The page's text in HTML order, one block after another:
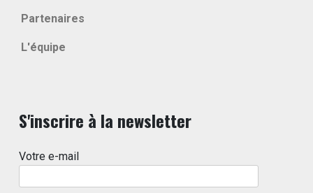
Partenaires
L'équipe
S'inscrire à la newsletter
Votre e-mail